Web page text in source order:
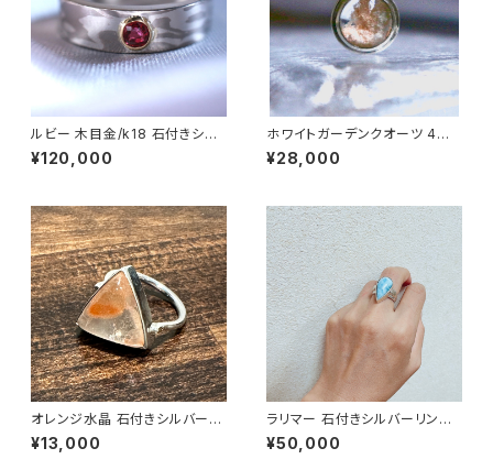
ルビー 木目金/k18 石付きシル
バーリング | 石彩-木目金・高級
シルバーリング
¥120,000
ホワイトガーデンクオーツ 4WA
Y 石付きシルバーペンダント石
付き |石彩-木目金・高級シルバ
¥28,000
オレンジ水晶 石付きシルバーリ
ング |石彩-木目金・高級シルバ
ーリング
¥13,000
ラリマー 石付きシルバーリング |
石彩-木目金・高級シルバーリン
グ
¥50,000